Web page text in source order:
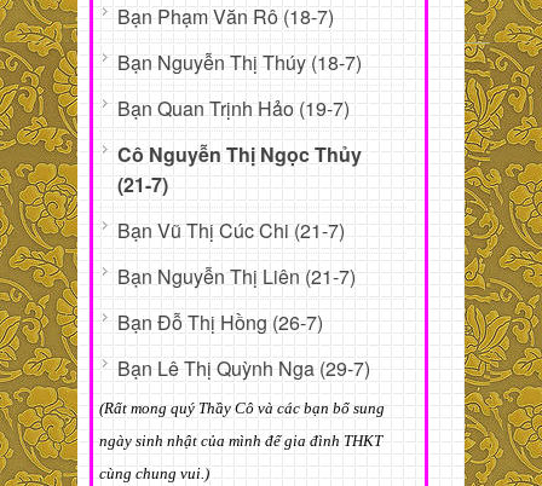
Bạn Phạm Văn Rô (18-7)
Bạn Nguyễn Thị Thúy (18-7)
Bạn Quan Trịnh Hảo (19-7)
Cô Nguyễn Thị Ngọc Thủy
(21-7)
Bạn Vũ Thị Cúc Chi (21-7)
Bạn Nguyễn Thị Liên (21-7)
Bạn Đỗ Thị Hồng (26-7)
Bạn Lê Thị Quỳnh Nga (29-7)
(Rất mong quý Thầy Cô và các bạn bổ sung
ngày sinh nhật của mình để gia đình THKT
cùng chung vui.)